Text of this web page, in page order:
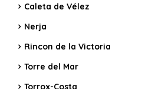
Caleta de Vélez
Nerja
Rincon de la Victoria
Torre del Mar
Torrox-Costa